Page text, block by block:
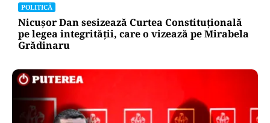
POLITICĂ
Nicușor Dan sesizează Curtea Constituțională
pe legea integrității, care o vizează pe Mirabela
Grădinaru